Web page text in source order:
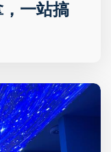
一站搞